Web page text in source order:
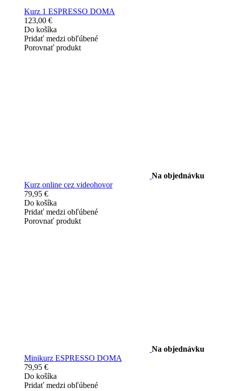
Kurz 1 ESPRESSO DOMA
123,00 €
Do košíka
Pridať medzi obľúbené
Porovnať produkt
Na objednávku
Kurz online cez videohovor
79,95 €
Do košíka
Pridať medzi obľúbené
Porovnať produkt
Na objednávku
Minikurz ESPRESSO DOMA
79,95 €
Do košíka
Pridať medzi obľúbené